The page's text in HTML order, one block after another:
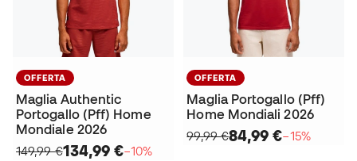
OFFERTA
Maglia Authentic
Portogallo (Pff) Home
Mondiale 2026
149,99 €134,99 €−10%
OFFERTA
Maglia Portogallo (Pff)
Home Mondiali 2026
99,99 €84,99 €−15%